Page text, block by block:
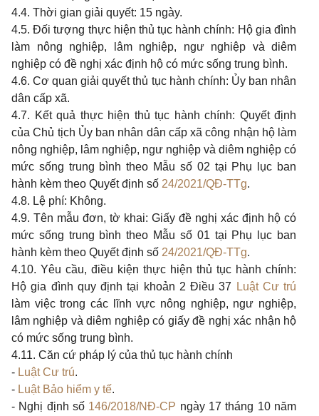
4.4. Thời gian giải quyết: 15 ngày.
4.5. Đối tượng thực hiện thủ tục hành chính: Hộ gia đình
làm nông nghiệp, lâm nghiệp, ngư nghiệp và diêm
nghiệp có đề nghị xác định hộ có mức sống trung bình.
4.6. Cơ quan giải quyết thủ tục hành chính: Ủy ban nhân
dân cấp xã.
4.7. Kết quả thực hiện thủ tục hành chính: Quyết định
của Chủ tịch Ủy ban nhân dân cấp xã công nhận hộ làm
nông nghiệp, lâm nghiệp, ngư nghiệp và diêm nghiệp có
mức sống trung bình theo Mẫu số 02 tại Phụ lục ban
hành kèm theo Quyết định số 24/2021/QĐ-TTg.
4.8. Lệ phí: Không.
4.9. Tên mẫu đơn, tờ khai: Giấy đề nghị xác định hộ có
mức sống trung bình theo Mẫu số 01 tại Phụ lục ban
hành kèm theo Quyết định số 24/2021/QĐ-TTg.
4.10. Yêu cầu, điều kiện thực hiện thủ tục hành chính:
Hộ gia đình quy định tại khoản 2 Điều 37
Luật Cư trú
làm việc trong các lĩnh vực nông nghiệp, ngư nghiệp,
lâm nghiệp và diêm nghiệp có giấy đề nghị xác nhận hộ
có mức sống trung bình.
4.11. Căn cứ pháp lý của thủ tục hành chính
- Luật Cư trú.
- Luật Bảo hiểm y tế.
- Nghị định số 146/2018/NĐ-CP ngày 17 tháng 10 năm